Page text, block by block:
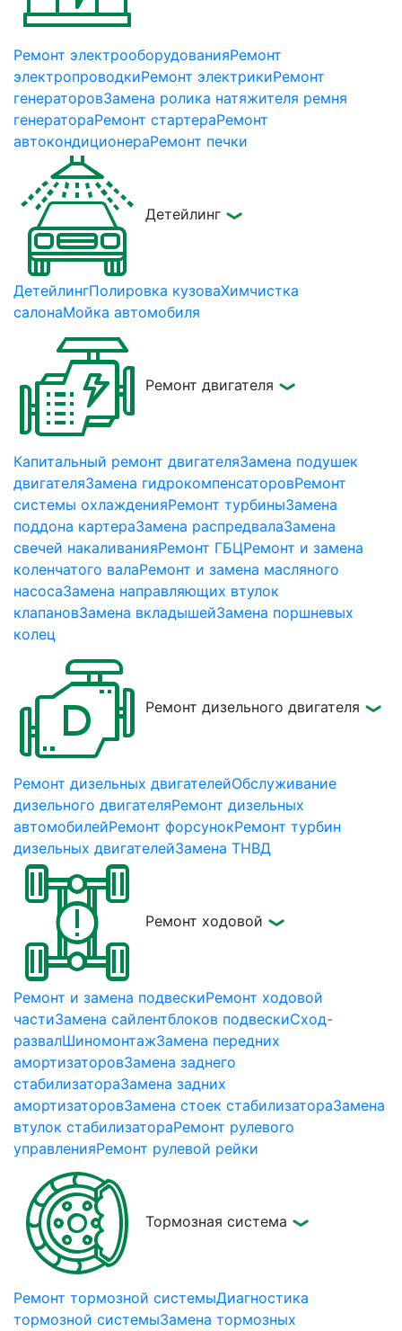
Ремонт электрооборудованияРемонт
электропроводкиРемонт электрикиРемонт
генераторовЗамена ролика натяжителя ремня
генератораРемонт стартераРемонт
автокондиционераРемонт печки
Детейлинг
ДетейлингПолировка кузоваХимчистка
салонаМойка автомобиля
Ремонт двигателя
Капитальный ремонт двигателяЗамена подушек
двигателяЗамена гидрокомпенсаторовРемонт
системы охлажденияРемонт турбиныЗамена
поддона картераЗамена распредвалаЗамена
свечей накаливанияРемонт ГБЦРемонт и замена
коленчатого валаРемонт и замена масляного
насосаЗамена направляющих втулок
клапановЗамена вкладышейЗамена поршневых
колец
Ремонт дизельного двигателя
Ремонт дизельных двигателейОбслуживание
дизельного двигателяРемонт дизельных
автомобилейРемонт форсунокРемонт турбин
дизельных двигателейЗамена ТНВД
Ремонт ходовой
Ремонт и замена подвескиРемонт ходовой
частиЗамена сайлентблоков подвескиСход-
развалШиномонтажЗамена передних
амортизаторовЗамена заднего
стабилизатораЗамена задних
амортизаторовЗамена стоек стабилизатораЗамена
втулок стабилизатораРемонт рулевого
управленияРемонт рулевой рейки
Тормозная система
Ремонт тормозной системыДиагностика
тормозной системыЗамена тормозных